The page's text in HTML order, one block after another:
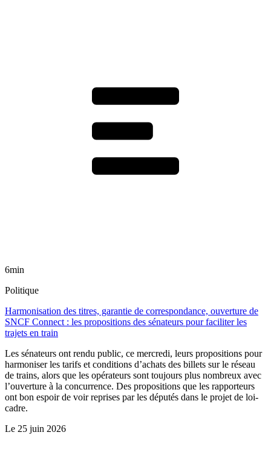
6min
Politique
Harmonisation des titres, garantie de correspondance, ouverture de
SNCF Connect : les propositions des sénateurs pour faciliter les
trajets en train
Les sénateurs ont rendu public, ce mercredi, leurs propositions pour
harmoniser les tarifs et conditions d’achats des billets sur le réseau
de trains, alors que les opérateurs sont toujours plus nombreux avec
l’ouverture à la concurrence. Des propositions que les rapporteurs
ont bon espoir de voir reprises par les députés dans le projet de loi-
cadre.
Le 25 juin 2026